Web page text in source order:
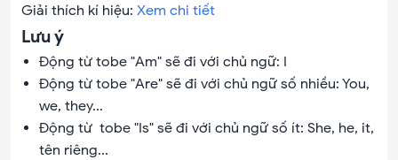
Giải thích kí hiệu: Xem chi tiết
Lưu ý
Động từ tobe "Am" sẽ đi với chủ ngữ: I
Động từ tobe "Are" sẽ đi với chủ ngữ số nhiều: You,
we, they...
Động từ tobe "Is" sẽ đi với chủ ngữ số ít: She, he, it,
tên riêng...